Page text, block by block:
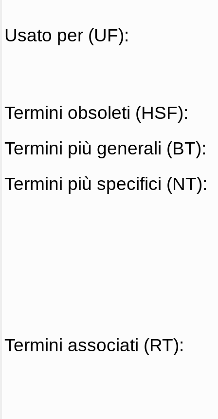
Usato per (UF):
Termini obsoleti (HSF):
Termini più generali (BT):
Termini più specifici (NT):
Termini associati (RT):